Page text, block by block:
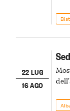
22 LUG
16 AGO